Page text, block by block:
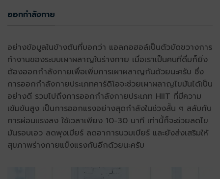
ออกกำลังกาย
อย่างข้อมูลในข้างต้นที่บอกว่า แอลกอฮอล์เป็นตัวขัดขวางการ
ทำงานของระบบเผาผลาญในร่างกาย เมื่อเราเป็นคนที่ดื่มก็ยิ่ง
ต้องออกกำลังกายเพื่อเพิ่มการเผาผลาญกันด้วยนะครับ ซึ่ง
การออกกำลังกายประเภทคาร์ดิโอจะช่วยเผาผลาญไขมันได้เป็น
อย่างดี รวมไปถึงการออกกำลังกายประเภท HIIT ที่มีความ
เข้มข้นสูง เป็นการออกแรงอย่างสุดกำลังในช่วงสั้น ๆ สลับกับ
การผ่อนแรงลง ใช้เวลาเพียง 10-30 นาที เท่านี้ก็จะช่วยลดไข
มันรอบเอว ลดพุงเบียร์ ลดอาการบวมเบียร์ และยังส่งเสริมให้
สุขภาพร่างกายแข็งแรงกันอีกด้วยนะครับ